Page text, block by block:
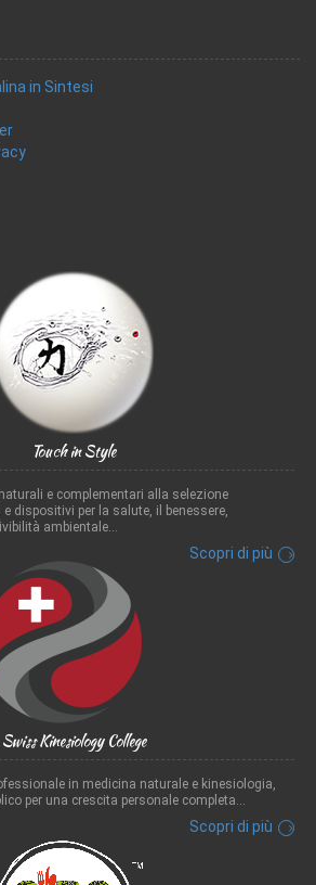
in Sintesi
Touch in Style
e complementari alla selezione
dispositivi per la salute, il benessere,
ambientale...
Scopri di più
Swiss Kinesiology College
in medicina naturale e kinesiologia,
per una crescita personale completa...
Scopri di più